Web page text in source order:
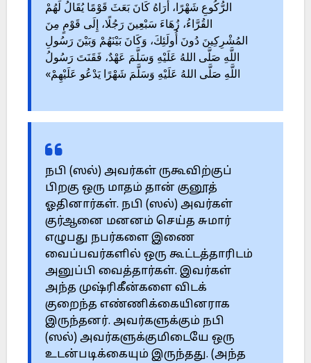
الرُّكُوعِ شَهْرًا، أُرَاهُ كَانَ بَعَثَ قَوْمًا يُقَالُ لَهُمْ
القُرَّاءُ، زُهَاءَ سَبْعِينَ رَجُلًا، إِلَى قَوْمٍ مِنَ
المُشْرِكِينَ دُونَ أُولَئِكَ، وَكَانَ بَيْنَهُمْ وَبَيْنَ رَسُولِ
اللَّهِ صَلَّى اللهُ عَلَيْهِ وَسَلَّمَ عَهْدٌ، فَقَنَتَ رَسُولُ
اللَّهِ صَلَّى اللهُ عَلَيْهِ وَسَلَّمَ شَهْرًا يَدْعُو عَلَيْهِمْ»
நபி (ஸல்) அவர்கள் ருகூவிற்குப்
பிறகு ஒரு மாதம் தான் குனூத்
ஓதினார்கள். நபி (ஸல்) அவர்கள்
குர்ஆனை மனனம் செய்த சுமார்
எழுபது நபர்களை இணை
வைப்பவர்களில் ஒரு கூட்டத்தாரிடம்
அனுப்பி வைத்தார்கள். இவர்கள்
அந்த முஷ்ரிகீன்களை விடக்
குறைந்த எண்ணிக்கையினராக
இருந்தனர். அவர்களுக்கும் நபி
(ஸல்) அவர்களுக்குமிடையே ஒரு
உடன்படிக்கையும் இருந்தது. (அந்த